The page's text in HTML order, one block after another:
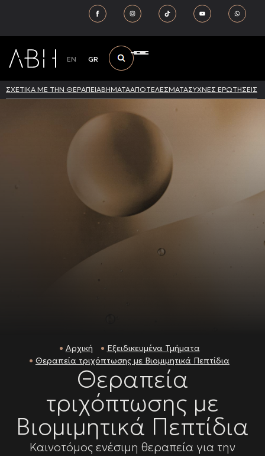
EN GR
ΣΧΕΤΙΚΑ ΜΕ ΤΗΝ ΘΕΡΑΠΕΙΑΒΗΜΑΤΑΑΠΟΤΕΛΕΣΜΑΤΑΣΥΧΝΕΣ ΕΡΩΤΗΣΕΙΣ
Αρχική
Εξειδικευμένα Τμήματα
Θεραπεία τριχόπτωσης με Βιομιμητικά Πεπτίδια
Θεραπεία
τριχόπτωσης με
Βιομιμητικά Πεπτίδια
Καινοτόμος ενέσιμη θεραπεία για την